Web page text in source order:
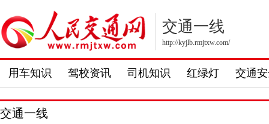
交通一线
http://kyjlb.rmjtxw.com/
用车知识 驾校资讯 司机知识 红绿灯 交通
交通一线